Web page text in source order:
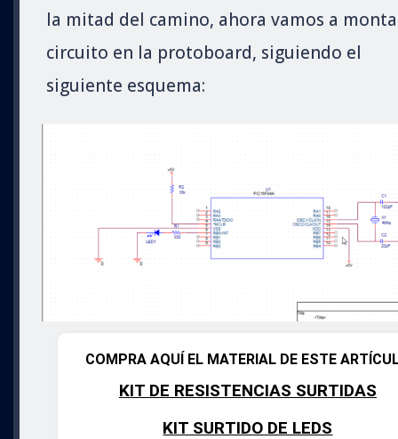
la mitad del camino, ahora vamos a
circuito en la protoboard, siguiendo el
siguiente esquema:
COMPRA AQUÍ EL MATERIAL DE ESTE
KIT DE RESISTENCIAS SURTIDAS
KIT SURTIDO DE LEDS